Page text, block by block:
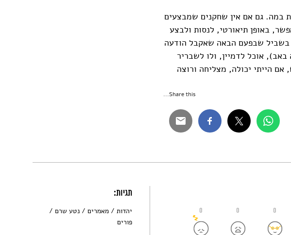
במה. גם אם אין שחקנים שמבצעים
באופן תיאורטי, לנסות ולבצע
בשביל שבפעם הבאה שאקבל הודעה
אוכל לדמיין, ולו לשבריר
אם הייתי יכולה, מצליחה ורוצה
Share this...
0 0 0
תגיות:
יהדות מאמרים
נטע שרם
פורים